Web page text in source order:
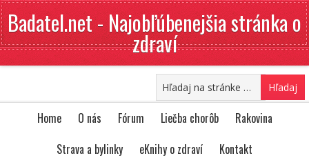
Badatel.net - Najobľúbenejšia stránka o
zdraví
Home O nás Fórum Liečba chorôb
Rakovina
Strava a bylinky
eKnihy o zdraví Kontakt